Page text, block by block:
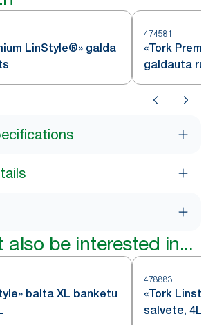
LinStyle®» galda
474581
«Tork
galdauta
also be interested in...
balta XL banketu
478883
«Tork
salvete, 4L